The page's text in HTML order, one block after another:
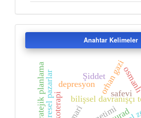
Anahtar Kelimeler
depresyon
bilişsel davranışçı
küresel pazarlar
stratejik planlama orhan gaziosmanlı
safevi
Şiddet